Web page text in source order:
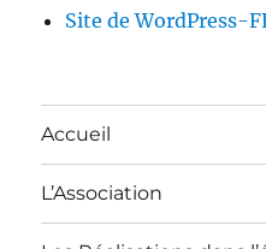
Site de WordPress-
Accueil
L’Association